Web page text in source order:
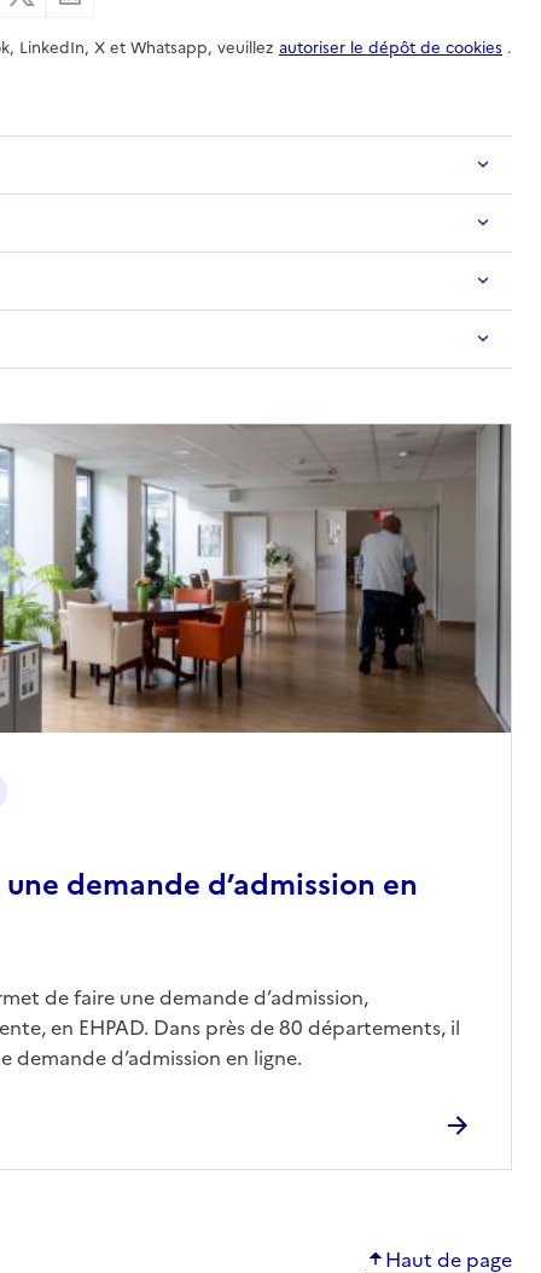
LinkedIn, X et Whatsapp, veuillez autoriser le dépôt de cookies .
demande d’admission en
de faire une demande d’admission,
en EHPAD. Dans près de 80 départements, il
demande d’admission en ligne.
Haut de page